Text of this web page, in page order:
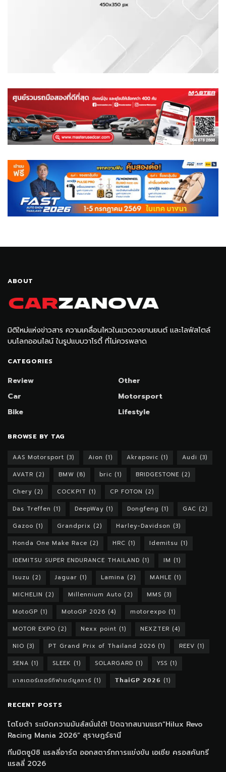
ABOUT
มิติใหม่แห่งข่าวสาร ความเคลื่อนไหวในแวดวงยานยนต์ และไลฟ์สไตล์
บนโลกออนไลน์ ในรูปแบบวาไรตี้ ที่ไม่ควรพลาด
CATEGORIES
Review
Car
Bike
Other
Motorsport
Lifestyle
BROWSE BY TAG
AAS Motorsport (3) Aion (1) Akrapovic (1) Audi (3)
AVATR (2) BMW (8) bric (1) BRIDGESTONE (2)
Chery (2) COCKPIT (1) CP FOTON (2)
Das Treffen (1) DeepWay (1) Dongfeng (1) GAC (2)
Gazoo (1) Grandprix (2) Harley-Davidson (3)
Honda One Make Race (2) HRC (1) Idemitsu (1)
IDEMITSU SUPER ENDURANCE THAILAND (1) IM (1)
Isuzu (2) Jaguar (1) Lamina (2) MAHLE (1)
MICHELIN (2) Millennium Auto (2) MMS (3)
MotoGP (1) MotoGP 2026 (4) motorexpo (1)
MOTOR EXPO (2) Nexx point (1) NEXZTER (4)
NIO (3) PT Grand Prix of Thailand 2026 (1) REEV (1)
SENA (1) SLEEK (1) SOLARGARD (1) YSS (1)
มาสเตอร์เซอร์ทิฟายด์ยูสคาร์ (1) 𝗧𝗵𝗮𝗶𝗚𝗣 𝟮𝟬𝟮𝟲 (1)
RECENT POSTS
โตโยต้า ระเบิดความมันส์สนั่นใต้! ปิดฉากสนามแรก“Hilux Revo
Racing Mania 2026” สุราษฎร์ธานี
ทีมมิตซูบิชิ แรลลี่อาร์ต ออกสตาร์ทการแข่งขัน เอเชีย ครอสคันทรี
แรลลี่ 2026